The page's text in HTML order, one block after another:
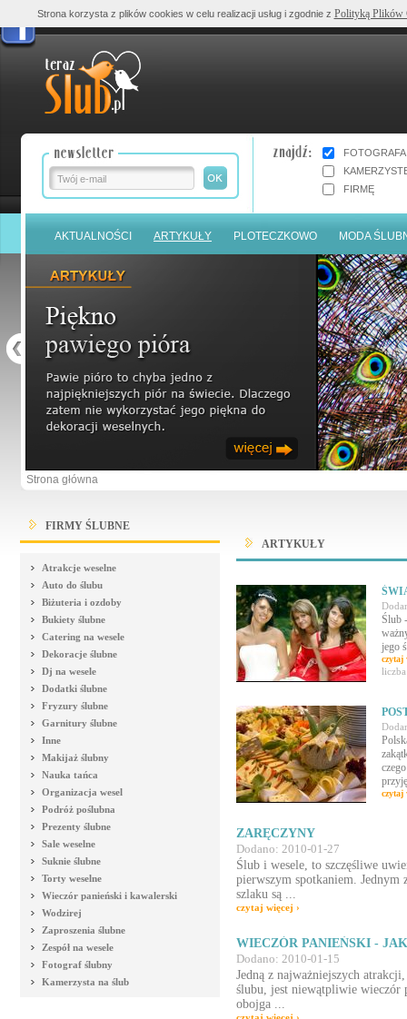
FOTOGRAFA
FIRMĘ
AKTUALNOŚCI ARTYKUŁY PLOTECZKOWO MODA
Strona główna
FIRMY ŚLUBNE
Atrakcje weselne
Auto do ślubu
Biżuteria i ozdoby
Bukiety ślubne
Catering na wesele
Dekoracje ślubne
Dj na wesele
Dodatki ślubne
Fryzury ślubne
Garnitury ślubne
Inne
Makijaż ślubny
Nauka tańca
Organizacja wesel
Podróż poślubna
Prezenty ślubne
Sale weselne
Suknie ślubne
Torty weselne
Wieczór panieński i kawalerski
Wodzirej
Zaproszenia ślubne
Zespół na wesele
Fotograf ślubny
Kamerzysta na ślub
ARTYKUŁY
Ślub
jego
czytaj
czytaj
ZARĘCZYNY
Dodano: 2010-01-27
Ślub i wesele, to szczęśliwe
pierwszym spotkaniem.
szlaku są ...
czytaj więcej ›
WIECZÓR PANIEŃSKI -
Dodano: 2010-01-15
Jedną z najważniejszych
ślubu, jest niewątpliwie wieczór
obojga ...
Strona korzysta z plików cookies w celu realizacji usług i zgodnie z Polityką Plików